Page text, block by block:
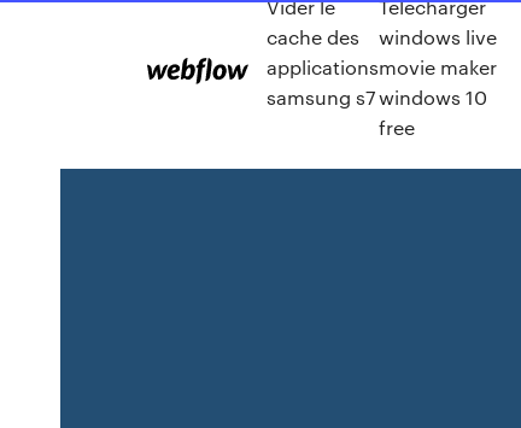
Vider le
cache des
applications
samsung s7
Télécharger
windows live
movie maker
windows 10
free